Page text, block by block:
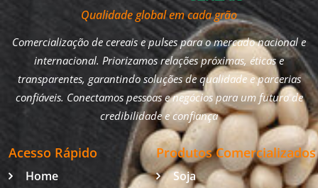
Qualidade global em cada grão
Comercialização de cereais e pulses para o mercado nacional e
internacional. Priorizamos relações próximas, éticas e
transparentes, garantindo soluções de qualidade e parcerias
confiáveis. Conectamos pessoas e negócios para um futuro de
credibilidade e confiança
Acesso Rápido
Home
Produtos Comercializados
Soja